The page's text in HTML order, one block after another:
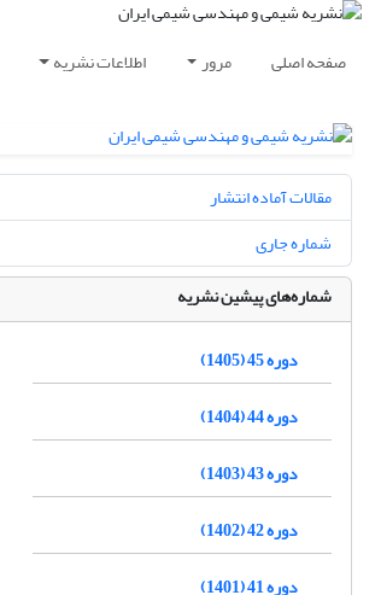
صفحه اصلی مرور اطلاعات نشریه
مقالات آماده انتشار
شماره جاری
شماره‌های پیشین نشریه
دوره 45 (1405)
دوره 44 (1404)
دوره 43 (1403)
دوره 42 (1402)
دوره 41 (1401)